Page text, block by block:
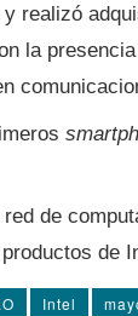
realizó
la
de
de
Intel